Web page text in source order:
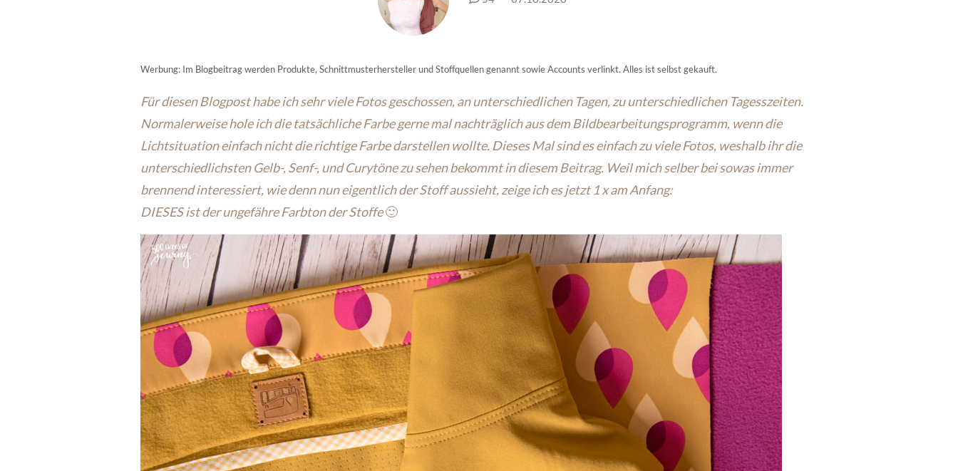
Werbung: Im Blogbeitrag werden Produkte, Schnittmusterhersteller und Stoffquellen genannt sowie Accounts verlinkt. Alles ist selbst gekauft.
Für diesen Blogpost habe ich sehr viele Fotos geschossen, an unterschiedlichen Tagen, zu unterschiedlichen Tagesszeiten.
Normalerweise hole ich die tatsächliche Farbe gerne mal nachträglich aus dem Bildbearbeitungsprogramm, wenn die
Lichtsituation einfach nicht die richtige Farbe darstellen wollte. Dieses Mal sind es einfach zu viele Fotos, weshalb ihr die
unterschiedlichsten Gelb-, Senf-, und Curytöne zu sehen bekommt in diesem Beitrag. Weil mich selber bei sowas immer
brennend interessiert, wie denn nun eigentlich der Stoff aussieht, zeige ich es jetzt 1 x am Anfang:
DIESES ist der ungefähre Farbton der Stoffe🙂